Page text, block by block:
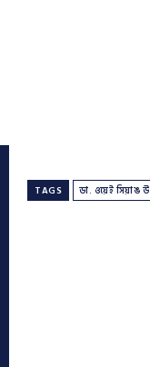
TAGS ডা. ওয়েই সিয়াঙ উ